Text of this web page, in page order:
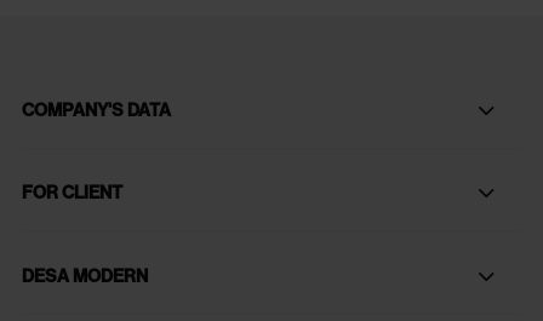
COMPANY'S DATA
FOR CLIENT
DESA MODERN